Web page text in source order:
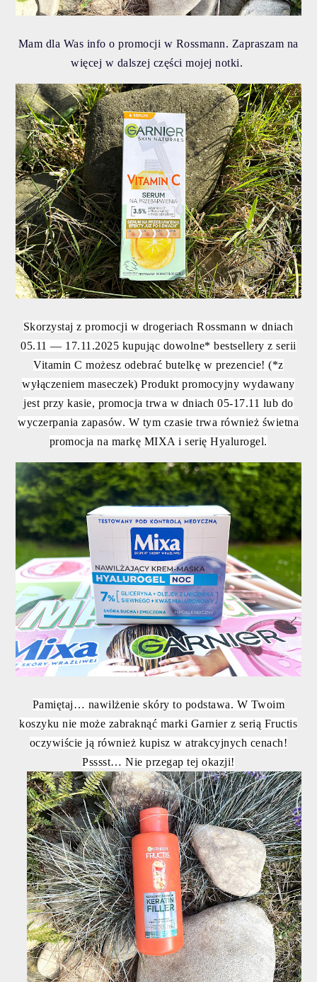
Mam dla Was info o promocji w Rossmann. Zapraszam na
więcej w dalszej części mojej notki.
Skorzystaj z promocji w drogeriach Rossmann w dniach
05.11 — 17.11.2025 kupując dowolne* bestsellery z serii
Vitamin C możesz odebrać butelkę w prezencie! (*z
wyłączeniem maseczek) Produkt promocyjny wydawany
jest przy kasie, promocja trwa w dniach 05-17.11 lub do
wyczerpania zapasów. W tym czasie trwa również świetna
promocja na markę MIXA i serię Hyalurogel.
Pamiętaj… nawilżenie skóry to podstawa. W Twoim
koszyku nie może zabraknąć marki Garnier z serią Fructis
oczywiście ją również kupisz w atrakcyjnych cenach!
Psssst… Nie przegap tej okazji!